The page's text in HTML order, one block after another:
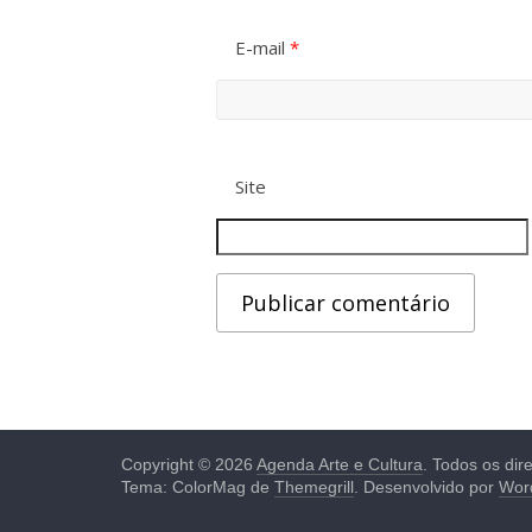
E-mail *
Site
Copyright © 2026 Agenda Arte e Cultura. Todos os
Tema: ColorMag de Themegrill. Desenvolvido por